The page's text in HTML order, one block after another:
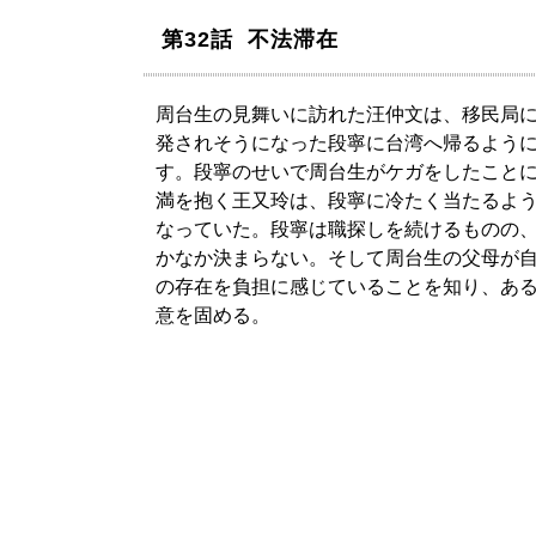
第32話 不法滞在
周台生の見舞いに訪れた汪仲文は、移民局
発されそうになった段寧に台湾へ帰るよう
す。段寧のせいで周台生がケガをしたこと
満を抱く王又玲は、段寧に冷たく当たるよ
なっていた。段寧は職探しを続けるものの
かなか決まらない。そして周台生の父母が
の存在を負担に感じていることを知り、あ
意を固める。